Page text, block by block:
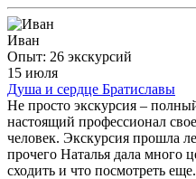
Иван
Опыт: 26 экскурсий
15 июля
Душа и сердце Братиславы
Не просто экскурсия –
настоящий профессионал
человек. Экскурсия прошла
прочего Наталья дала много
сходить и что посмотреть